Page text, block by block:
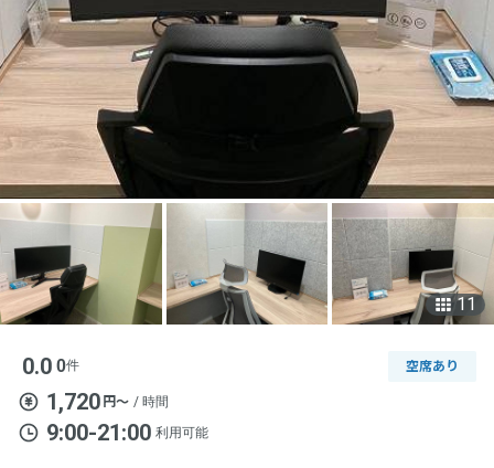
11
0.0 0件 空席あり
1,720 円〜 / 時間
9:00-21:00 利用可能